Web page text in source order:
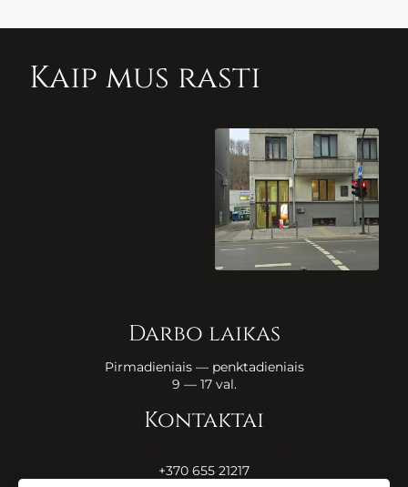
Kaip mus rasti
Darbo laikas
Pirmadieniais — penktadieniais
9 — 17 val.
Kontaktai
+370 655 21217